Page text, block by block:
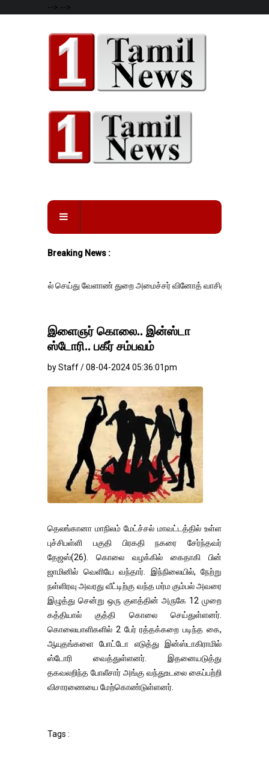
--> -->
Breaking News :
வேளாண் துறை அமைச்சர் வினோத் வாசித்து வருகிறார். �.
இளைஞர் கொலை.. இன்ஸ்டா
ஸ்டோரி.. பகீர் சம்பவம்
by Staff / 08-04-2024 05:36:01pm
தெலங்கானா மாநிலம் மேட்ச்சல் மாவட்டத்தில் உள்ள
புச்சிபள்ளி பகுதி பிரகதி நகரை சேர்ந்தவர்
தேஜஸ்(26). கொலை வழக்கில் கைதாகி பின்
ஜாமினில் வெளியே வந்தார். இந்நிலையில், நேற்று
நள்ளிரவு அவரது வீட்டிற்கு வந்த மர்ம கும்பல் அவரை
இழுத்து சென்று ஒரு குளத்தின் அருகே 12 முறை
கத்தியால் குத்தி கொலை செய்துள்ளனர்.
கொலையாளிகளில் 2 பேர் ரத்தக்கறை படிந்த கை,
ஆயுதங்களை போட்டோ எடுத்து இன்ஸ்டாகிராமில்
ஸ்டோரி வைத்துள்ளனர். இதனையடுத்து
தகவலறிந்த போலீசார் அங்கு வந்துஉடலை கைப்பற்றி
விசாரணையை மேற்கொண்டுள்ளனர்.
Tags :